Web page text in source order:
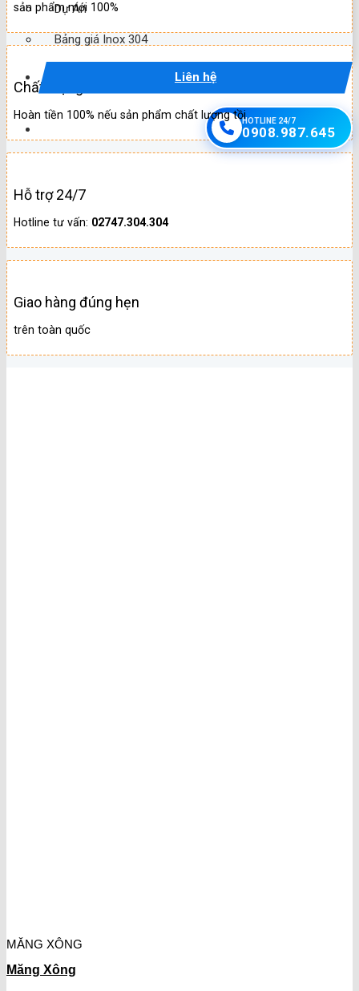
Dự Án
Bảng giá Inox 304
Liên hệ
HOTLINE 24/7
0908.987.645
sản phẩm mới 100%
Chất lượng
Hoàn tiền 100% nếu sản phẩm chất lượng tồi
Hỗ trợ 24/7
Hotline tư vấn: 02747.304.304
Giao hàng đúng hẹn
trên toàn quốc
MĂNG XÔNG
Măng Xông